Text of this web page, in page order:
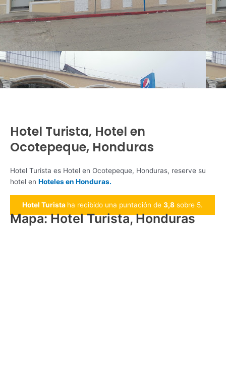
Hotel Turista, Hotel en
Ocotepeque, Honduras
Hotel Turista es Hotel en Ocotepeque, Honduras, reserve su
hotel en Hoteles en Honduras.
Hotel Turista ha recibido una puntación de 3,8 sobre 5.
Mapa: Hotel Turista, Honduras